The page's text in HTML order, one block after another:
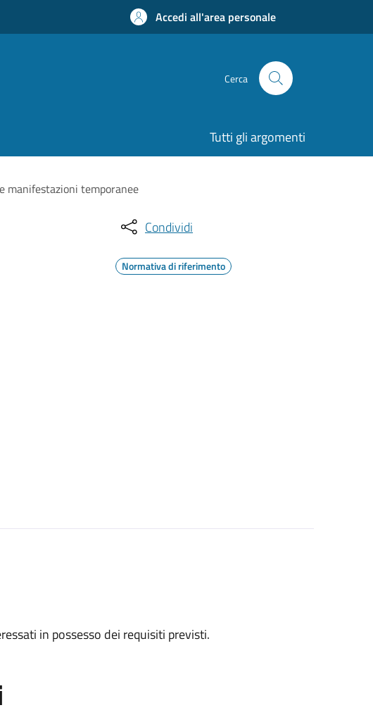
Accedi all'area personale
Cerca
Tutti gli argomenti
manifestazioni temporanee
Condividi
Normativa di riferimento
in possesso dei requisiti previsti.